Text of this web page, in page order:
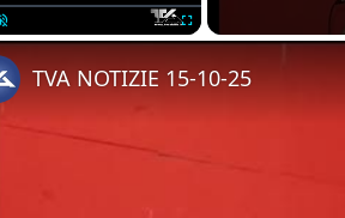
Unmute Fullscreen
TVA NOTIZIE 15-10-25